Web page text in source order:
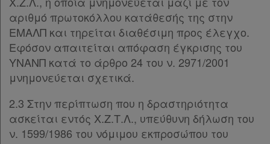
αριθμό πρωτοκόλλου κατάθεσής της στην
ΕΜΑΛΠ και τηρείται διαθέσιμη προς έλεγχο.
Εφόσον απαιτείται απόφαση έγκρισης του
ΥΝΑΝΠ κατά το άρθρο 24 του ν. 2971/2001
μνημονεύεται σχετικά.
2.3 Στην περίπτωση που η δραστηριότητα
ασκείται εντός Χ.Ζ.Τ.Λ., υπεύθυνη δήλωση του
ν. 1599/1986 του νόμιμου εκπροσώπου του